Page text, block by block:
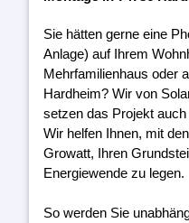
Sie hätten gerne eine
Anlage) auf Ihrem
Mehrfamilienhaus oder
Hardheim? Wir von
setzen das Projekt
Wir helfen Ihnen, mit
Growatt, Ihren
Energiewende zu legen.
So werden Sie